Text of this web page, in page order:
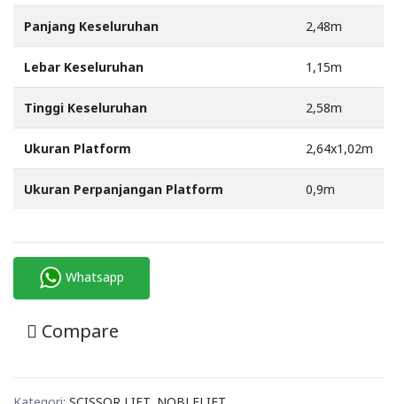
Panjang Keseluruhan 2,48m
Lebar Keseluruhan 1,15m
Tinggi Keseluruhan 2,58m
Ukuran Platform 2,64x1,02m
Ukuran Perpanjangan Platform 0,9m
Whatsapp
Compare